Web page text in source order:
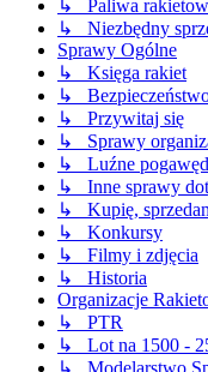
↳ Paliwa
↳ Niezbędny
Sprawy Ogólne
↳ Księga rakiet
↳
↳ Przywitaj się
↳ Sprawy
↳ Luźne
↳ Inne sprawy
↳ Kupię,
↳ Konkursy
↳ Filmy i zdjęcia
↳ Historia
Organizacje
↳ PTR
↳ Lot na 1500 -